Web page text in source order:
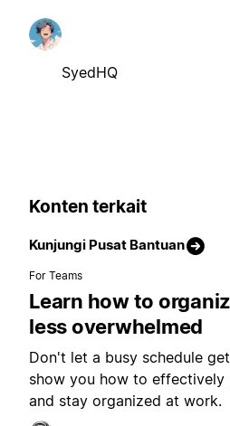
SyedHQ
Konten terkait
Kunjungi Pusat Bantuan
For Teams
Learn how to
less overwhelmed
Don't let a busy schedule
show you how to effectively
and stay organized at work.